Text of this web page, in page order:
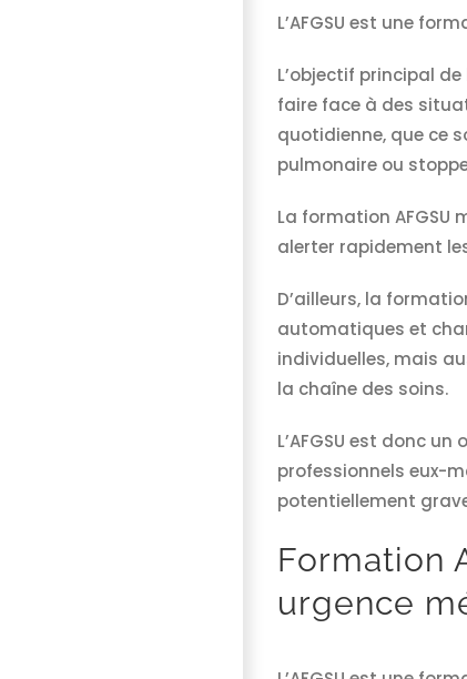
L’AFGSU est une
L’objectif principal
faire face à des
quotidienne, que ce
pulmonaire ou
La formation
alerter rapidement
D’ailleurs, la
automatiques et
individuelles, mais
la chaîne des soins.
L’AFGSU est donc
professionnels eux-
potentiellement
Formation
urgence